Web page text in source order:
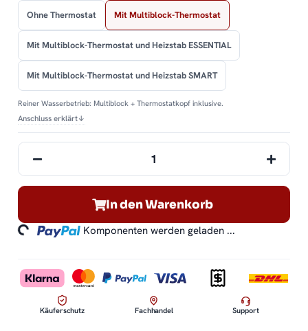
Ohne Thermostat Mit Multiblock-Thermostat
Mit Multiblock-Thermostat und Heizstab ESSENTIAL
Mit Multiblock-Thermostat und Heizstab SMART
Reiner Wasserbetrieb: Multiblock + Thermostatkopf inklusive.
Anschluss erklärt↓
In den Warenkorb
Komponenten werden geladen ...
Käuferschutz Fachhandel Support